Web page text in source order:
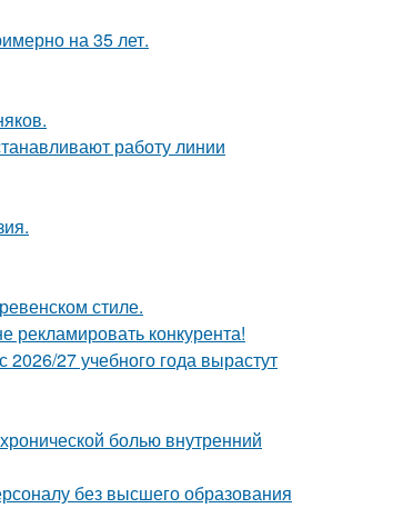
на 35 лет.
работу линии
стиле.
конкурента!
27 учебного года вырастут
болью внутренний
без высшего образования